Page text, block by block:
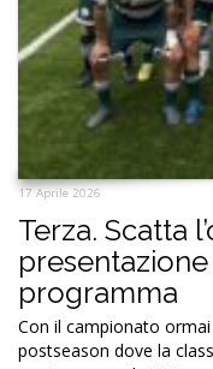
17 Aprile 2026
Terza. Scatta
programma
Con il campionato
postseason dove la